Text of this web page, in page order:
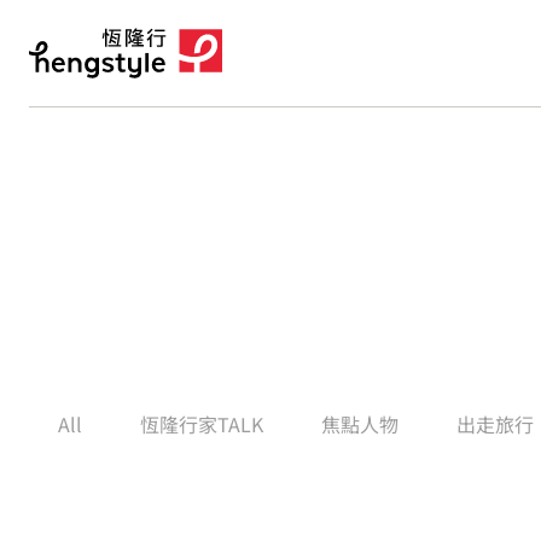
All 恆隆行家TALK 焦點人物 出走旅行